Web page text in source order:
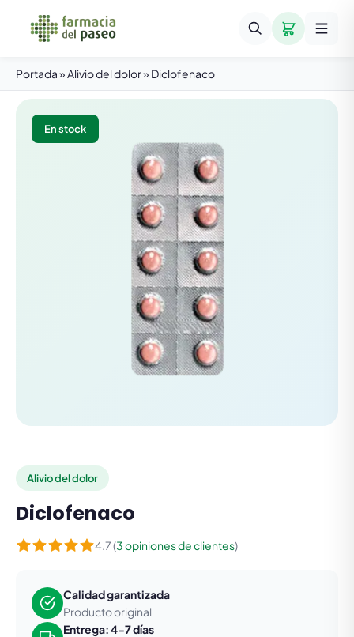
Portada»Alivio del dolor» Diclofenaco
En stock
Alivio del dolor
Diclofenaco
4.7 (3 opiniones de clientes)
Calidad garantizada
Producto original
Entrega: 4-7 días